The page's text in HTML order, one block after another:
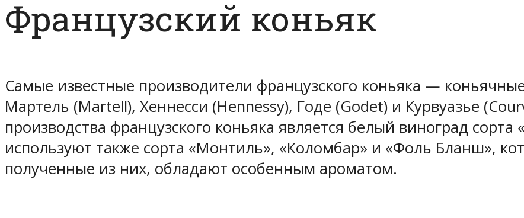
Французский коньяк
Самые известные производители французского коньяка —
Мартель (Martell), Хеннесси (Hennessy), Годе (Godet) и Курвуазье
производства французского коньяка является белый виноград
используют также сорта «Монтиль», «Коломбар» и «Фоль Бланш»,
полученные из них, обладают особенным ароматом.